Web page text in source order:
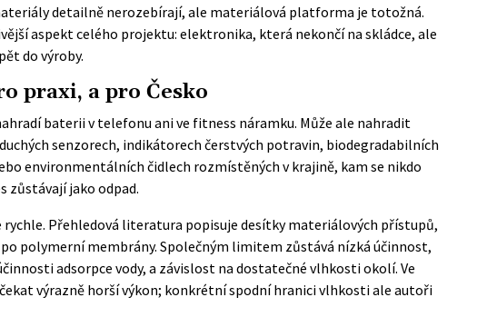
detailně nerozebírají, ale materiálová platforma je totožná.
aspekt celého projektu: elektronika, která nekončí na skládce, ale
do výroby.
praxi, a pro Česko
baterii v telefonu ani ve fitness náramku. Může ale nahradit
senzorech, indikátorech čerstvých potravin, biodegradabilních
environmentálních čidlech rozmístěných v krajině, kam se nikdo
zůstávají jako odpad.
rychle. Přehledová literatura popisuje desítky materiálových přístupů,
polymerní membrány. Společným limitem zůstává nízká účinnost,
adsorpce vody, a závislost na dostatečné vlhkosti okolí. Ve
výrazně horší výkon; konkrétní spodní hranici vlhkosti ale autoři